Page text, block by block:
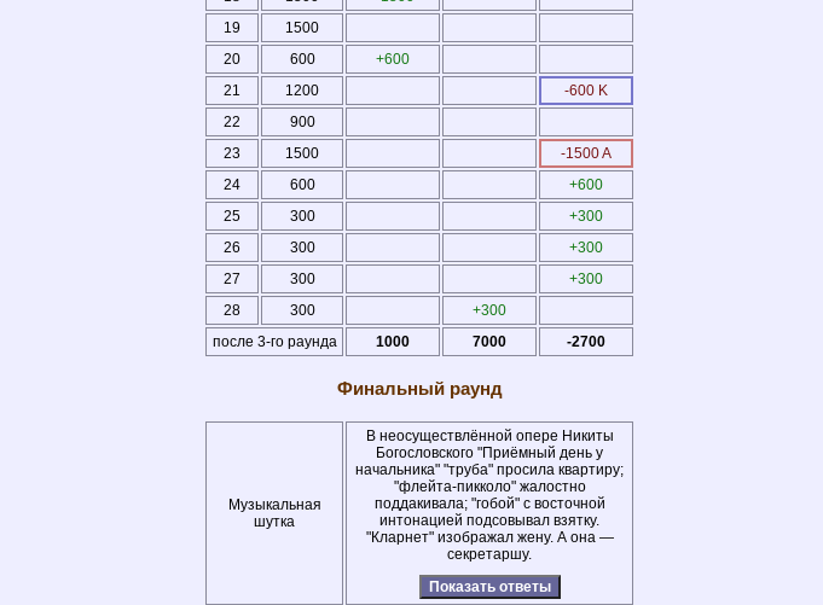
19
1500
20
600
+600
21
1200
-600 K
22
900
23
1500
-1500 A
24
600
+600
25
300
+300
26
300
+300
27
300
+300
28
300
+300
после 3-го раунда
1000 7000 -2700
Финальный раунд
Музыкальная
шутка
В неосуществлённой опере Никиты
Богословского "Приёмный день у
начальника" "труба" просила квартиру;
"флейта-пикколо" жалостно
поддакивала; "гобой" с восточной
интонацией подсовывал взятку.
"Кларнет" изображал жену. А она —
секретаршу.
Показать ответы